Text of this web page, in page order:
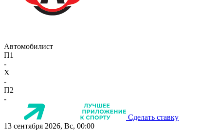
Автомобилист
П1
-
X
-
П2
-
Сделать ставку
13 сентября 2026, Вс, 00:00